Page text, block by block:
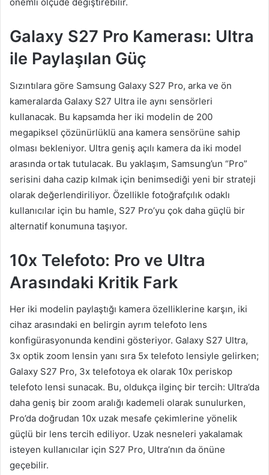
önemli ölçüde değiştirebilir.
Galaxy S27 Pro Kamerası: Ultra
ile Paylaşılan Güç
Sızıntılara göre Samsung Galaxy S27 Pro, arka ve ön
kameralarda Galaxy S27 Ultra ile aynı sensörleri
kullanacak. Bu kapsamda her iki modelin de 200
megapiksel çözünürlüklü ana kamera sensörüne sahip
olması bekleniyor. Ultra geniş açılı kamera da iki model
arasında ortak tutulacak. Bu yaklaşım, Samsung’un “Pro”
serisini daha cazip kılmak için benimsediği yeni bir strateji
olarak değerlendiriliyor. Özellikle fotoğrafçılık odaklı
kullanıcılar için bu hamle, S27 Pro’yu çok daha güçlü bir
alternatif konumuna taşıyor.
10x Telefoto: Pro ve Ultra
Arasındaki Kritik Fark
Her iki modelin paylaştığı kamera özelliklerine karşın, iki
cihaz arasındaki en belirgin ayrım telefoto lens
konfigürasyonunda kendini gösteriyor. Galaxy S27 Ultra,
3x optik zoom lensin yanı sıra 5x telefoto lensiyle gelirken;
Galaxy S27 Pro, 3x telefotoya ek olarak 10x periskop
telefoto lensi sunacak. Bu, oldukça ilginç bir tercih: Ultra’da
daha geniş bir zoom aralığı kademeli olarak sunulurken,
Pro’da doğrudan 10x uzak mesafe çekimlerine yönelik
güçlü bir lens tercih ediliyor. Uzak nesneleri yakalamak
isteyen kullanıcılar için S27 Pro, Ultra’nın da önüne
geçebilir.